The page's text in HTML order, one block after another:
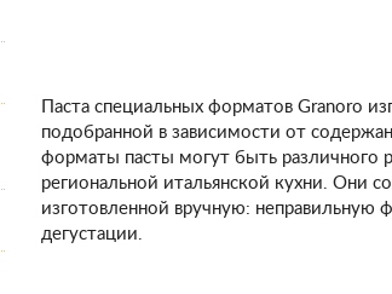
Паста специальных форматов Granoro
подобранной в зависимости от
форматы пасты могут быть различного
региональной итальянской кухни. Они
изготовленной вручную: неправильную
дегустации.